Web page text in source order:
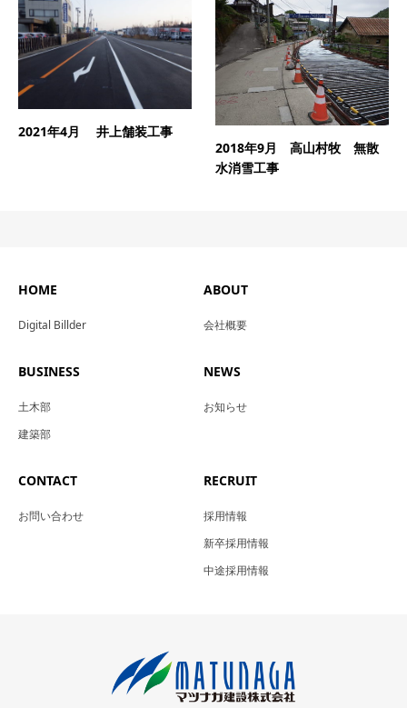
2021年4月 井上舗装工事
2018年9月 高山村牧 無散
水消雪工事
HOME
Digital Billder
ABOUT
会社概要
BUSINESS
土木部
建築部
NEWS
お知らせ
CONTACT
お問い合わせ
RECRUIT
採用情報
新卒採用情報
中途採用情報